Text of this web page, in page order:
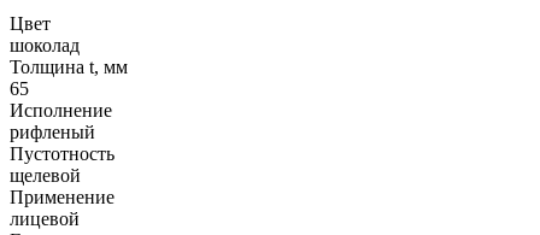
Цвет
шоколад
Толщина t, мм
65
Исполнение
рифленый
Пустотность
щелевой
Применение
лицевой